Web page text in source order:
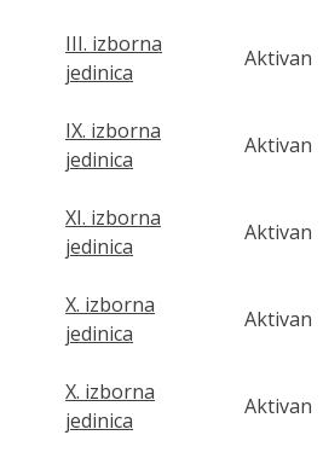
III. izborna
jedinica
Aktivan
IX. izborna
jedinica
Aktivan
XI. izborna
jedinica
Aktivan
X. izborna
jedinica
Aktivan
X. izborna
jedinica
Aktivan